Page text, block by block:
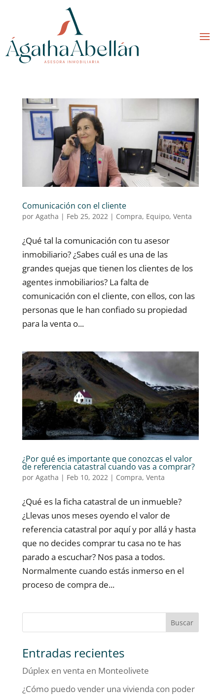
Comunicación con el cliente
por Agatha | Feb 25, 2022| Compra, Equipo, Venta
¿Qué tal la comunicación con tu asesor
inmobiliario? ¿Sabes cuál es una de las
grandes quejas que tienen los clientes de los
agentes inmobiliarios? La falta de
comunicación con el cliente, con ellos, con las
personas que le han confiado su propiedad
para la venta o...
¿Por qué es importante que conozcas el valor
de referencia catastral cuando vas a comprar?
por Agatha | Feb 10, 2022| Compra, Venta
¿Qué es la ficha catastral de un inmueble?
¿Llevas unos meses oyendo el valor de
referencia catastral por aquí y por allá y hasta
que no decides comprar tu casa no te has
parado a escuchar? Nos pasa a todos.
Normalmente cuando estás inmerso en el
proceso de compra de...
Entradas recientes
Dúplex en venta en Monteolivete
¿Cómo puedo vender una vivienda con poder